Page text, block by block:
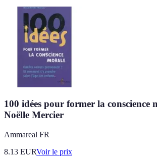
100 idées pour former la conscience
Noëlle Mercier
Ammareal FR
8.13 EURVoir le prix